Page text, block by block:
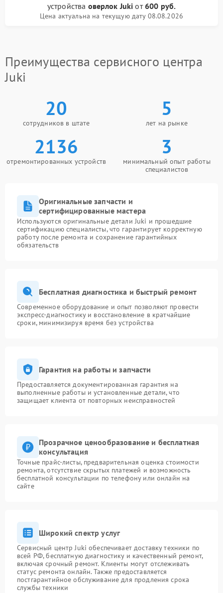
устройства оверлок Juki от600 руб.
Цена актуальна на текущую дату 08.08.2026
Преимущества сервисного центра
Juki
20
сотрудников в штате
5
лет на рынке
2136
отремонтированных устройств
3
минимальный опыт работы
специалистов
Оригинальные запчасти и
сертифицированные мастера
Используются оригинальные детали Juki и прошедшие
сертификацию специалисты, что гарантирует корректную
работу после ремонта и сохранение гарантийных
обязательств
Бесплатная диагностика и быстрый ремонт
Современное оборудование и опыт позволяют провести
экспресс-диагностику и восстановление в кратчайшие
сроки, минимизируя время без устройства
Гарантия на работы и запчасти
Предоставляется документированная гарантия на
выполненные работы и установленные детали, что
защищает клиента от повторных неисправностей
Прозрачное ценообразование и бесплатная
консультация
Точные прайс-листы, предварительная оценка стоимости
ремонта, отсутствие скрытых платежей и возможность
бесплатной консультации по телефону или онлайн на
сайте
Широкий спектр услуг
Сервисный центр Juki обеспечивает доставку техники по
всей РФ, бесплатную диагностику и качественный ремонт,
включая срочный ремонт. Клиенты могут отслеживать
статус ремонта онлайн. Также предоставляется
постгарантийное обслуживание для продления срока
службы техники